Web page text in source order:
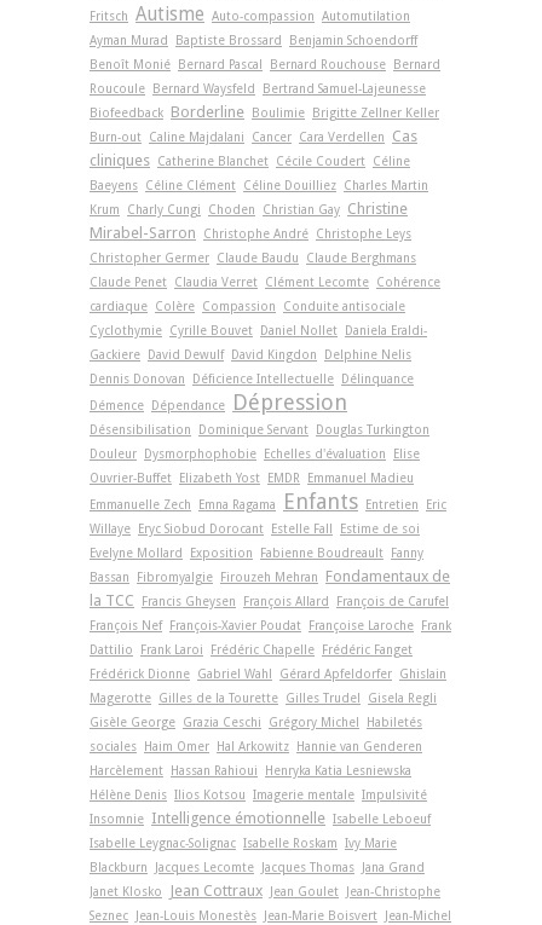
Fritsch Autisme Auto-compassion Automutilation
Ayman Murad
Baptiste Brossard
Benjamin Schoendorff
Benoît Monié
Bernard Pascal Bernard Rouchouse
Bernard
Roucoule
Bernard Waysfeld
Bertrand Samuel-Lajeunesse
Biofeedback Borderline Boulimie
Brigitte Zellner Keller
Burn-out Caline Majdalani Cancer Cara Verdellen
Cas
cliniques Catherine Blanchet Cécile Coudert Céline
Baeyens Céline Clément Céline Douilliez Charles Martin
Krum
Charly Cungi Choden Christian Gay Christine
Mirabel-Sarron
Christophe André Christophe Leys
Christopher Germer Claude Baudu
Claude Berghmans
Claude Penet Claudia Verret Clément Lecomte Cohérence
cardiaque Colère Compassion
Conduite antisociale
Cyclothymie Cyrille Bouvet Daniel Nollet
Daniela Eraldi-
Gackiere
David Dewulf David Kingdon
Delphine Nelis
Dennis Donovan
Déficience Intellectuelle
Délinquance
Démence
Dépendance Dépression
Désensibilisation Dominique Servant
Douglas Turkington
Douleur
Dysmorphophobie Echelles d'évaluation
Elise
Ouvrier-Buffet
Elizabeth Yost EMDR
Emmanuel Madieu
Emmanuelle Zech
Emna Ragama Enfants Entretien
Eric
Willaye
Eryc Siobud Dorocant Estelle Fall
Estime de soi
Evelyne Mollard
Exposition Fabienne Boudreault
Fanny
Bassan
Fibromyalgie Firouzeh Mehran
Fondamentaux de
la TCC
Francis Gheysen François Allard
François de Carufel
François Nef
François-Xavier Poudat Françoise Laroche
Frank
Dattilio
Frank Laroi Frédéric Chapelle
Frédéric Fanget
Frédérick Dionne Gabriel Wahl Gérard Apfeldorfer Ghislain
Magerotte Gilles de la Tourette Gilles Trudel
Gisela Regli
Gisèle George Grazia Ceschi Grégory Michel
Habiletés
sociales
Haim Omer Hal Arkowitz
Hannie van Genderen
Harcèlement
Hassan Rahioui
Henryka Katia Lesniewska
Hélène Denis Ilios Kotsou Imagerie mentale Impulsivité
Insomnie Intelligence émotionnelle Isabelle Leboeuf
Isabelle Leygnac-Solignac Isabelle Roskam Ivy Marie
Blackburn
Jacques Lecomte Jacques Thomas
Jana Grand
Janet Klosko
Jean Cottraux Jean Goulet
Jean-Christophe
Seznec
Jean-Louis Monestès Jean-Marie Boisvert
Jean-Michel